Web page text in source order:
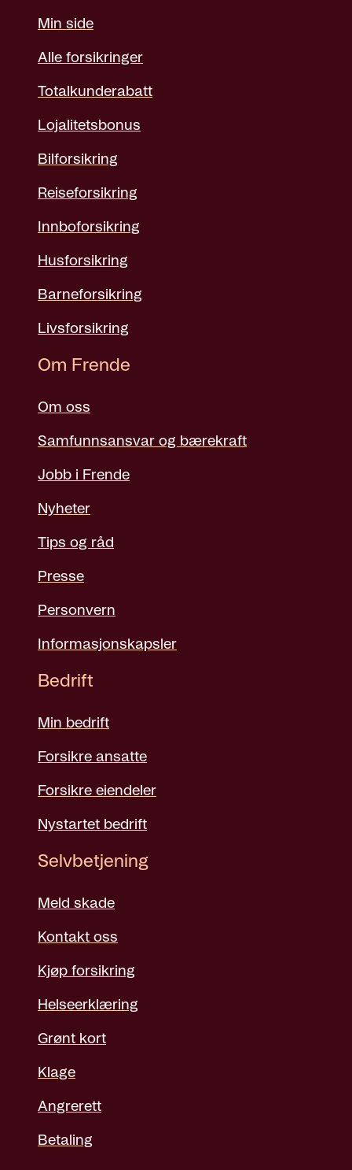
Min side
Alle forsikringer
Totalkunderabatt
Lojalitetsbonus
Bilforsikring
Reiseforsikring
Innboforsikring
Husforsikring
Barneforsikring
Livsforsikring
Om Frende
Om oss
Samfunnsansvar og bærekraft
Jobb i Frende
Nyheter
Tips og råd
Presse
Personvern
Informasjonskapsler
Bedrift
Min bedrift
Forsikre ansatte
Forsikre eiendeler
Nystartet bedrift
Selvbetjening
Meld skade
Kontakt oss
Kjøp forsikring
Helseerklæring
Grønt kort
Klage
Angrerett
Betaling